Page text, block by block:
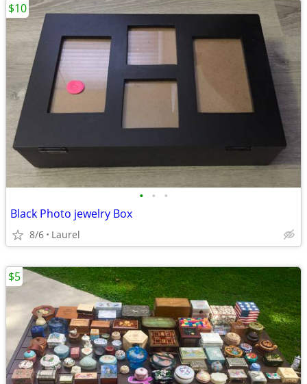
• • •
Black Photo jewelry Box
8/6 Laurel
$10
$5